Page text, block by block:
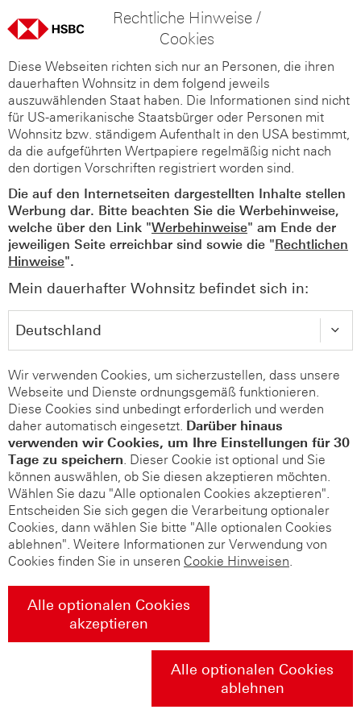
Rechtliche Hinweise /
Cookies
Diese Webseiten richten sich nur an Personen, die ihren
dauerhaften Wohnsitz in dem folgend jeweils
auszuwählenden Staat haben. Die Informationen sind nicht
für US-amerikanische Staatsbürger oder Personen mit
Wohnsitz bzw. ständigem Aufenthalt in den USA bestimmt,
da die aufgeführten Wertpapiere regelmäßig nicht nach
den dortigen Vorschriften registriert worden sind.
Die auf den Internetseiten dargestellten Inhalte stellen
Werbung dar. Bitte beachten Sie die Werbehinweise,
welche über den Link "Werbehinweise" am Ende der
jeweiligen Seite erreichbar sind sowie die "Rechtlichen
Hinweise".
Mein dauerhafter Wohnsitz befindet sich in:
Wir verwenden Cookies, um sicherzustellen, dass unsere
Webseite und Dienste ordnungsgemäß funktionieren.
Diese Cookies sind unbedingt erforderlich und werden
daher automatisch eingesetzt. Darüber hinaus
verwenden wir Cookies, um Ihre Einstellungen für 30
Tage zu speichern. Dieser Cookie ist optional und Sie
können auswählen, ob Sie diesen akzeptieren möchten.
Wählen Sie dazu "Alle optionalen Cookies akzeptieren".
Entscheiden Sie sich gegen die Verarbeitung optionaler
Cookies, dann wählen Sie bitte "Alle optionalen Cookies
ablehnen". Weitere Informationen zur Verwendung von
Cookies finden Sie in unseren Cookie Hinweisen.
Alle optionalen Cookies
akzeptieren
Alle optionalen Cookies
ablehnen